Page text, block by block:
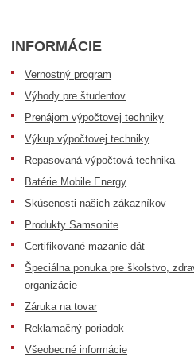
INFORMÁCIE
Vernostný program
Výhody pre študentov
Prenájom výpočtovej techniky
Výkup výpočtovej techniky
Repasovaná výpočtová technika
Batérie Mobile Energy
Skúsenosti našich zákazníkov
Produkty Samsonite
Certifikované mazanie dát
Špeciálna ponuka pre školstvo,
organizácie
Záruka na tovar
Reklamačný poriadok
Všeobecné informácie